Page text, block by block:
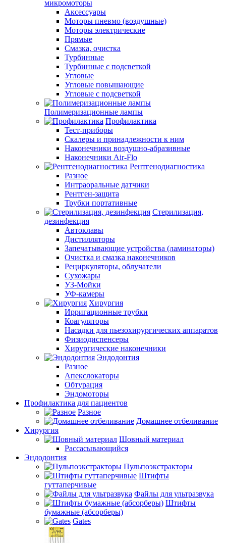
микромоторы
Аксессуары
Моторы пневмо (воздушные)
Моторы электрические
Прямые
Смазка, очистка
Турбинные
Турбинные с подсветкой
Угловые
Угловые повышающие
Угловые с подсветкой
Полимеризационные лампы
Профилактика
Тест-приборы
Скалеры и принадлежности к ним
Наконечники воздушно-абразивные
Наконечники Air-Flo
Рентгенодиагностика
Разное
Интраоральные датчики
Рентген-защита
Трубки портативные
Стерилизация,
дезинфекция
Автоклавы
Дистилляторы
Запечатывающие устройства (ламинаторы)
Очистка и смазка наконечников
Рециркуляторы, облучатели
Сухожары
УЗ-Мойки
УФ-камеры
Хирургия
Ирригационные трубки
Коагуляторы
Насадки для пьезохирургических аппаратов
Физиодиспенсеры
Хирургические наконечники
Эндодонтия
Разное
Апекслокаторы
Обтурация
Эндомоторы
Профилактика для пациентов
Разное
Домашнее отбеливание
Хирургия
Шовный материал
Рассасывающийся
Эндодонтия
Пульпоэкстракторы
Штифты
гуттаперчивые
Файлы для ультразвука
Штифты
бумажные (абсорберы)
Gates